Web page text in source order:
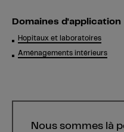
Domaines d'application
Hopitaux et laboratoires
Aménagements intérieurs
Nous sommes là